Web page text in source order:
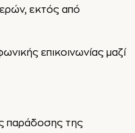
εκτός από
επικοινωνίας μαζί
παράδοσης της